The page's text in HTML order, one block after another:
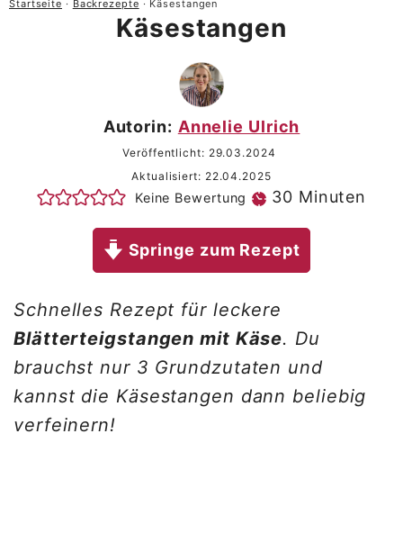
Startseite · Backrezepte · Käsestangen
Käsestangen
Autorin: Annelie Ulrich
Veröffentlicht: 29.03.2024
Aktualisiert: 22.04.2025
Keine Bewertung 30Minuten
Minuten
Springe zum Rezept
Schnelles Rezept für leckere
Blätterteigstangen mit Käse. Du
brauchst nur 3 Grundzutaten und
kannst die Käsestangen dann beliebig
verfeinern!